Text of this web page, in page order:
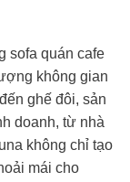
sofa quán cafe
không gian
ghế đôi, sản
doanh, từ nhà
không chỉ tạo
mái cho